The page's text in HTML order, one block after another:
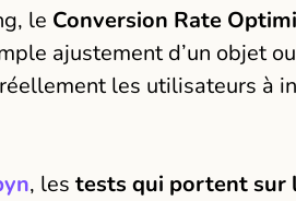
le Conversion Rate
ajustement d’un objet
les utilisateurs à
, lestests qui portent sur